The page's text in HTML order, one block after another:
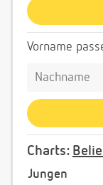
Vorname
Charts:
Jungen